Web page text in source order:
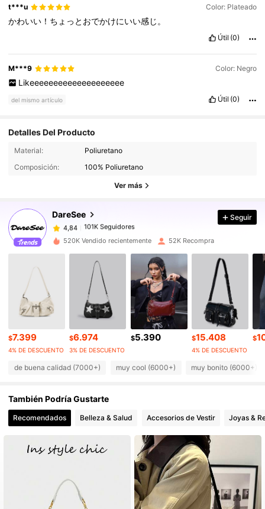
t***u Color: Plateado
かわいい！ちょっとおでかけにいい感じ。
Útil (0)
M***9 Color: Negro
Likeeeeeeeeeeeeeeeeeeee
del mismo artículo Útil (0)
Detalles Del Producto
Material:
Poliuretano
Composición:
100% Poliuretano
Ver más
DareSee
101K Seguidores
101K Seguidores
4,84
101K Seguidores
101K Seguidores
101K Seguidores
4,84 101K Seguidores
4,84 101K Seguidores
4,84
4,84 101K Seguidores
4,84 101K Seguidores
Seguir
520K Vendido recientemente 52K Recompra
$7.399
4% DE DESCUENTO
$6.974
3% DE DESCUENTO
$5.390 $15.408
4% DE DESCUENTO
$
de buena calidad (7000+) muy cool (6000+) muy bonito (6000+)
También Podría Gustarte
Recomendados Belleza & Salud Accesorios de Vestir Joyas &